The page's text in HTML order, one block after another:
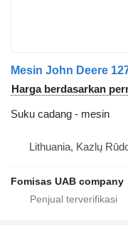
Mesin John Deere
Harga berdasarkan
Suku cadang - mesin
Lithuania, Kazlų
Fomisas UAB company